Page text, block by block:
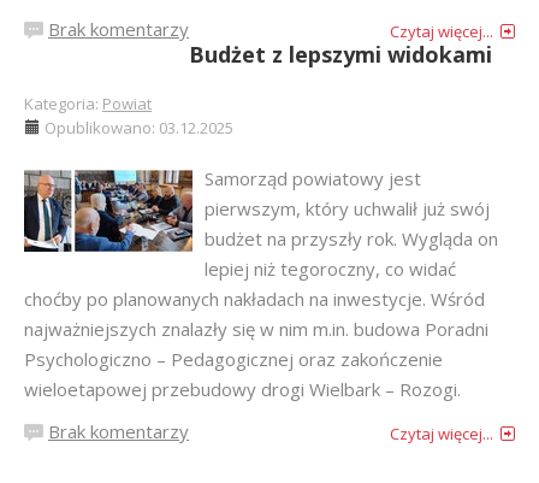
Brak komentarzy
Czytaj więcej...
Budżet z lepszymi widokami
Kategoria: Powiat
Opublikowano: 03.12.2025
Samorząd powiatowy jest
pierwszym, który uchwalił już swój
budżet na przyszły rok. Wygląda on
lepiej niż tegoroczny, co widać
choćby po planowanych nakładach na inwestycje. Wśród
najważniejszych znalazły się w nim m.in. budowa Poradni
Psychologiczno – Pedagogicznej oraz zakończenie
wieloetapowej przebudowy drogi Wielbark – Rozogi.
Brak komentarzy
Czytaj więcej...